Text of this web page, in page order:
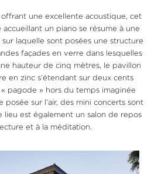
offrant une excellente acoustique, cet
un piano se résume à une
laquelle sont posées une structure
façades en verre dans lesquelles
hauteur de cinq mètres, le pavillon
en zinc s’étendant sur deux cents
pagode » hors du temps imaginée
sur l’air, des mini concerts sont
lieu est également un salon de repos
et à la méditation.